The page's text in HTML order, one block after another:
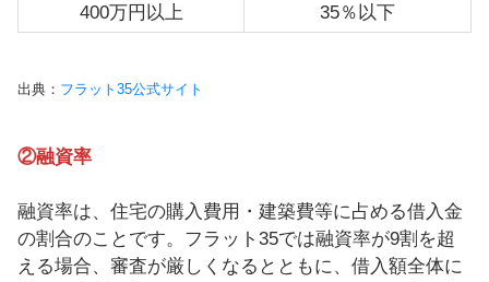
400万円以上
35％以下
出典： フラット35公式サイト
②融資率
融資率は、住宅の購入費用・建築費等に占める借入金
の割合のことです。フラット35では融資率が9割を超
える場合、審査が厳しくなるとともに、借入額全体に